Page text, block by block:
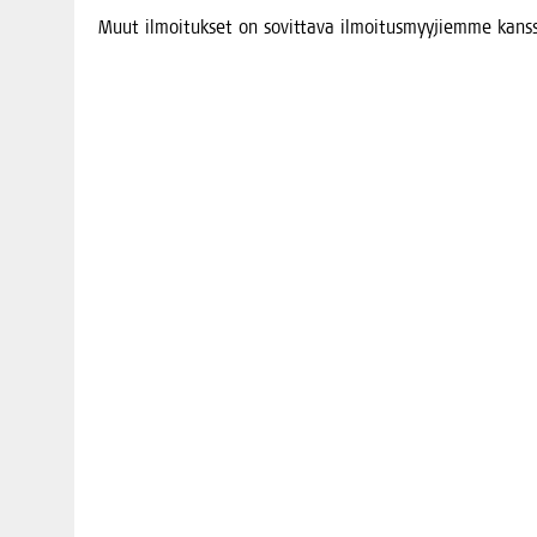
Muut ilmoi­tuk­set on sovit­ta­va ilmoi­tus­myy­jiem­me